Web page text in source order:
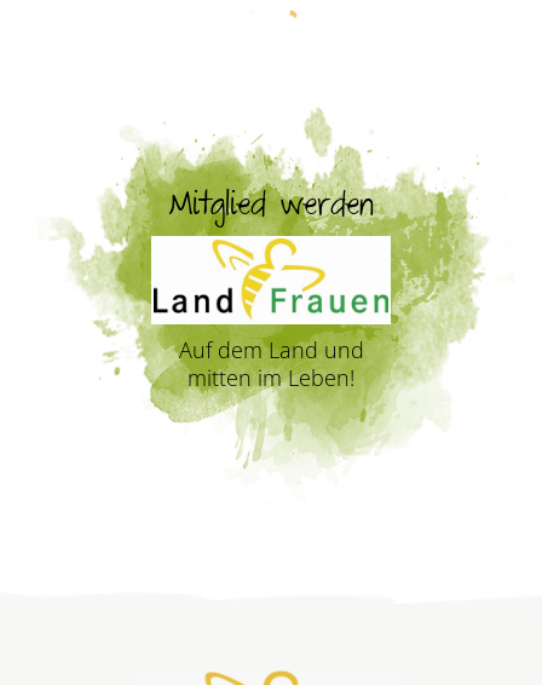
Mitglied werden
Auf dem Land und
mitten im Leben!